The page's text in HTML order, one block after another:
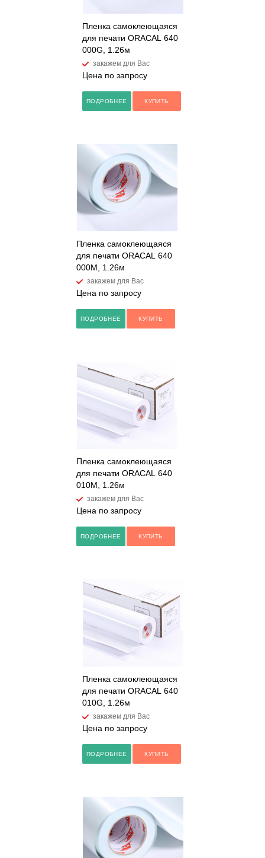
Пленка самоклеющаяся
для печати ORACAL 640
000G, 1.26м
закажем для Вас
Цена по запросу
ПОДРОБНЕЕ КУПИТЬ
Пленка самоклеющаяся
для печати ORACAL 640
000M, 1.26м
закажем для Вас
Цена по запросу
ПОДРОБНЕЕ КУПИТЬ
Пленка самоклеющаяся
для печати ORACAL 640
010M, 1.26м
закажем для Вас
Цена по запросу
ПОДРОБНЕЕ КУПИТЬ
Пленка самоклеющаяся
для печати ORACAL 640
010G, 1.26м
закажем для Вас
Цена по запросу
ПОДРОБНЕЕ КУПИТЬ